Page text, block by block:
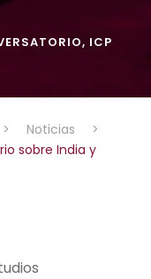
, ICP
> Noticias
>
sobre India y